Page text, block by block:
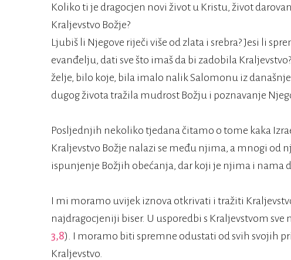
Koliko ti je dragocjen novi život u Kristu, život
Kraljevstvo Božje?
Ljubiš li Njegove riječi više od zlata i srebra? Jesi li
evanđelju, dati sve što imaš da bi zadobila
želje, bilo koje, bila imalo nalik Salomonu iz
dugog života tražila mudrost Božju i poznavanje
Posljednjih nekoliko tjedana čitamo o tome kaka
Kraljevstvo Božje nalazi se među njima, a mnogi od
ispunjenje Božjih obećanja, dar koji je njima i nama
I mi moramo uvijek iznova otkrivati i tražiti
najdragocjeniji biser. U usporedbi s Kraljevstvom
3,8). I moramo biti spremne odustati od svih svojih
Kraljevstvo.